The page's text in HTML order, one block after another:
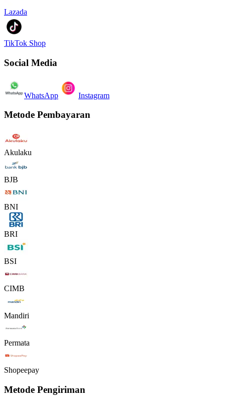
Lazada
TikTok Shop
Social Media
WhatsApp Instagram
Metode Pembayaran
Akulaku
BJB
BNI
BRI
BSI
CIMB
Mandiri
Permata
Shopeepay
Metode Pengiriman